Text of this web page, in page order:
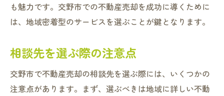
も魅力です。交野市での不動産売却を成功に導くために
は、地域密着型のサービスを選ぶことが鍵となります。
相談先を選ぶ際の注意点
交野市で不動産売却の相談先を選ぶ際には、いくつかの
注意点があります。まず、選ぶべきは地域に詳しい不動